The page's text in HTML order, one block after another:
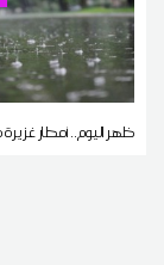
ظهر اليوم.. أمطار